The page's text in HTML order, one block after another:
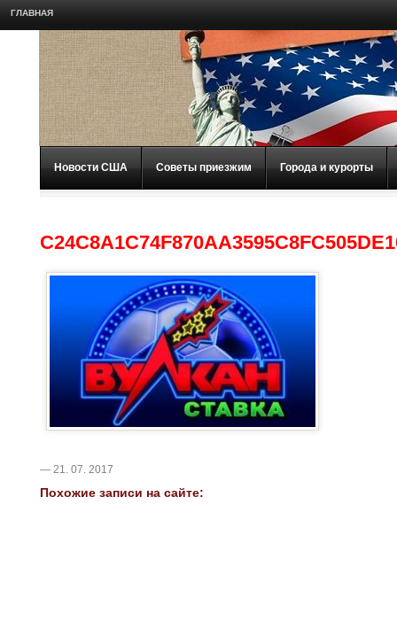
ГЛАВНАЯ
Новости США Советы приезжим Города и курорты
— 21. 07. 2017
Похожие записи на сайте: